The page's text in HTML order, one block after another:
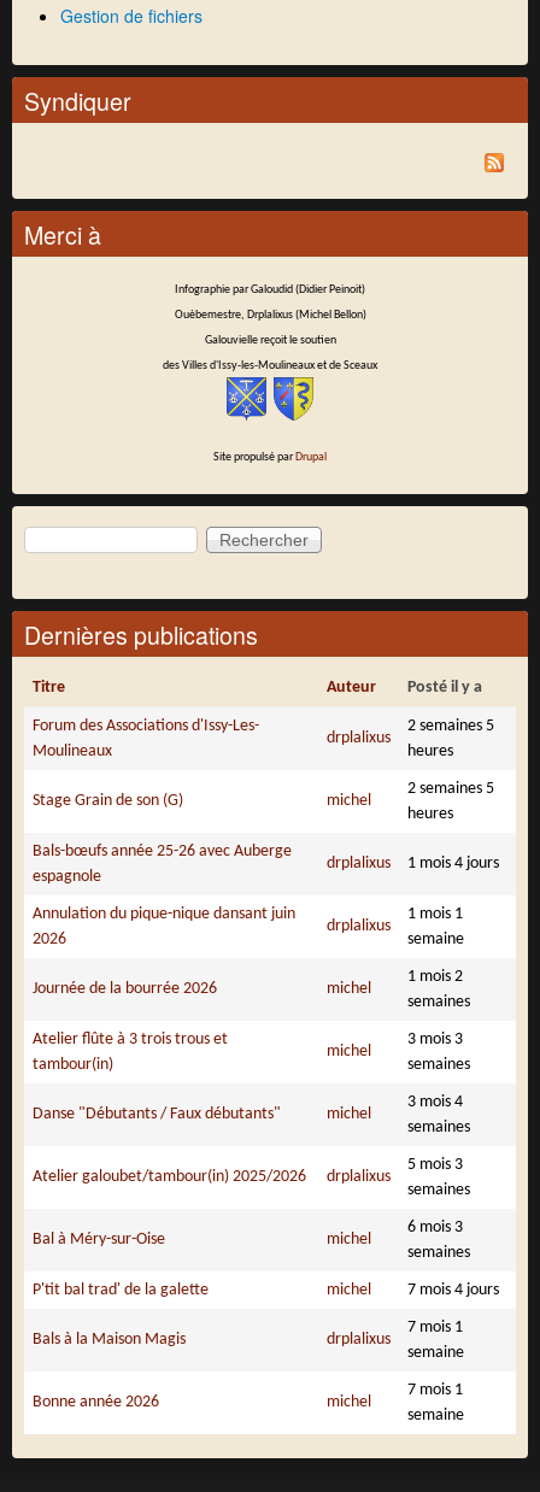
Gestion de fichiers
Syndiquer
Merci à
Infographie par Galoudid (Didier Peinoit)
Ouèbemestre, Drplalixus (Michel Bellon)
Galouvielle reçoit le soutien
des Villes d'Issy-les-Moulineaux et de Sceaux
Site propulsé parDrupal
Formulaire de recherche
Rechercher
Dernières publications
Titre Auteur Posté il y a
Forum des Associations d'Issy-Les-
Moulineaux
drplalixus
2 semaines 5
heures
Stage Grain de son (G) michel
2 semaines 5
heures
Bals-bœufs année 25-26 avec Auberge
espagnole
drplalixus 1 mois 4 jours
Annulation du pique-nique dansant juin
2026
drplalixus
1 mois 1
semaine
Journée de la bourrée 2026 michel
1 mois 2
semaines
Atelier flûte à 3 trois trous et
tambour(in)
michel
3 mois 3
semaines
Danse "Débutants / Faux débutants" michel
3 mois 4
semaines
Atelier galoubet/tambour(in) 2025/2026 drplalixus
5 mois 3
semaines
Bal à Méry-sur-Oise michel
6 mois 3
semaines
P'tit bal trad' de la galette michel 7 mois 4 jours
Bals à la Maison Magis drplalixus
7 mois 1
semaine
Bonne année 2026 michel
7 mois 1
semaine